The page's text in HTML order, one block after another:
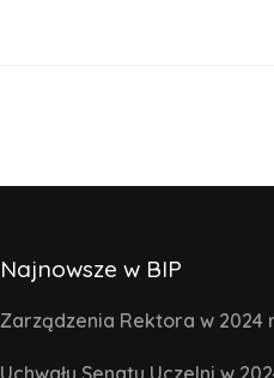
Najnowsze w BIP
Zarządzenia Rektora w 2024
Uchwały Senatu Uczelni w